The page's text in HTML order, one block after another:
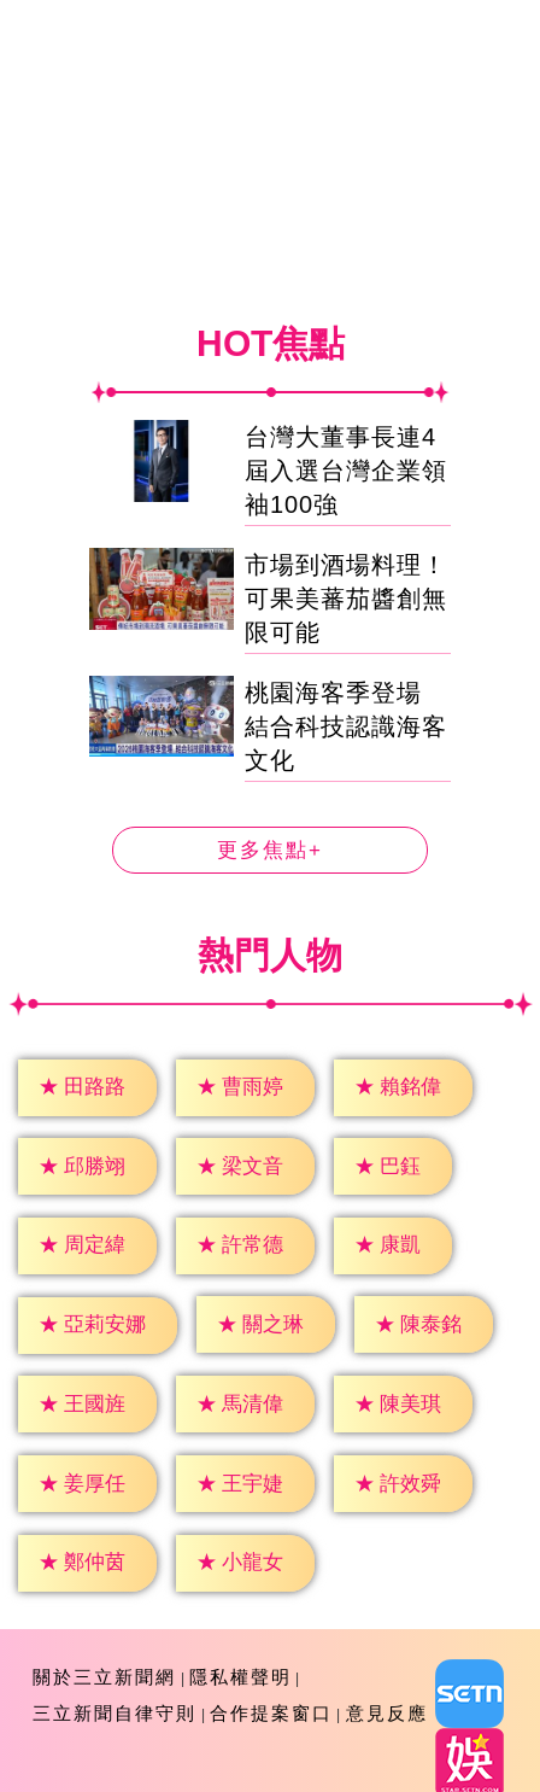
HOT焦點
台灣大董事長連4
屆入選台灣企業領
袖100強
市場到酒場料理！
可果美蕃茄醬創無
限可能
桃園海客季登場
結合科技認識海客
文化
更多焦點+
熱門人物
★ 田路路 ★ 曹雨婷 ★ 賴銘偉
★ 邱勝翊 ★ 梁文音 ★ 巴鈺
★ 周定緯 ★ 許常德 ★ 康凱
★ 亞莉安娜 ★ 關之琳 ★ 陳泰銘
★ 王國旌 ★ 馬清偉 ★ 陳美琪
★ 姜厚任 ★ 王宇婕 ★ 許效舜
★ 鄭仲茵 ★ 小龍女
關於三立新聞網
隱私權聲明
三立新聞自律守則
合作提案窗口 意見反應